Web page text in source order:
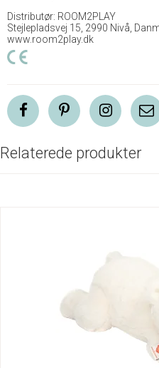
Distributør: ROOM2PLAY
Stejlepladsvej 15, 2990 Nivå,
www.room2play.dk
Relaterede produkter